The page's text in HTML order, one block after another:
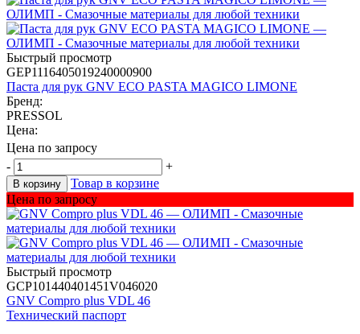
Быстрый просмотр
GEP1116405019240000900
Паста для рук GNV ​ECO PASTA MAGICO LIMONE
Бренд:
PRESSOL
Цена:
Цена по запросу
-
+
В корзину
Товар в корзине
Цена по запросу
Быстрый просмотр
GCP101440401451V046020
GNV Compro plus VDL 46
Технический паспорт